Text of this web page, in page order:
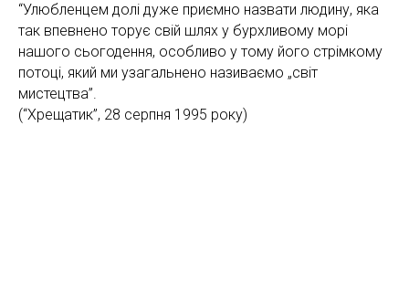
“Улюбленцем долі дуже приємно назвати людину, яка
так впевнено торує свій шлях у бурхливому морі
нашого сьогодення, особливо у тому його стрімкому
потоці, який ми узагальнено називаємо „світ
мистецтва”.
(“Хрещатик”, 28 серпня 1995 року)